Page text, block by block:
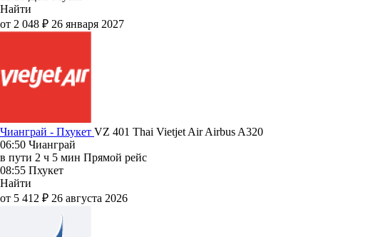
Найти
от 2 048 ₽ 26 января 2027
Чианграй - Пхукет VZ 401 Thai Vietjet AirAirbus A320
06:50 Чианграй
в пути 2 ч 5 мин Прямой рейс
08:55 Пхукет
Найти
от 5 412 ₽ 26 августа 2026